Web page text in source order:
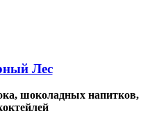
Лес
шоколадных напитков,